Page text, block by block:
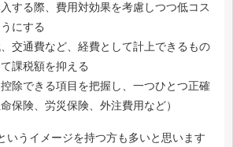
する際、費用対効果を考慮しつつ低コス
にする
交通費など、経費として計上できるもの
課税額を抑える
除できる項目を把握し、一つひとつ正確
保険、労災保険、外注費用など）
うイメージを持つ方も多いと思います